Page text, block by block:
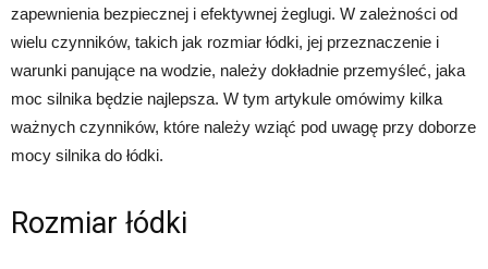
zapewnienia bezpiecznej i efektywnej żeglugi. W zależności od
wielu czynników, takich jak rozmiar łódki, jej przeznaczenie i
warunki panujące na wodzie, należy dokładnie przemyśleć, jaka
moc silnika będzie najlepsza. W tym artykule omówimy kilka
ważnych czynników, które należy wziąć pod uwagę przy doborze
mocy silnika do łódki.
Rozmiar łódki